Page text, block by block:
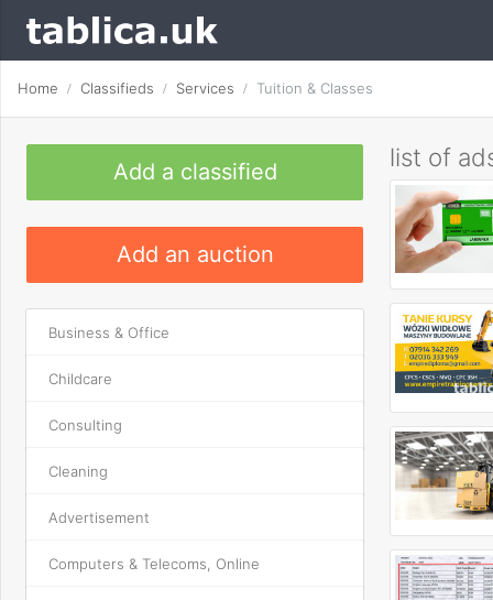
Home Classifieds Services Tuition & Classes
Add a classified
Add an auction
Business & Office
Childcare
Consulting
Cleaning
Advertisement
Computers & Telecoms, Online
list of